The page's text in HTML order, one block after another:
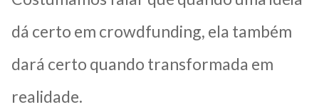
dá certo em crowdfunding, ela também
dará certo quando transformada em
realidade.